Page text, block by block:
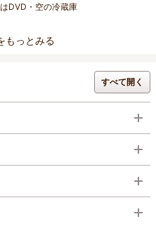
DVD・空の冷蔵庫
もっとみる
すべて開く